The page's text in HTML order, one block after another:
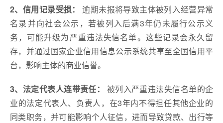
2、信用记录受损：‌
逾期未报将导致主体被列入‌经营异常
名录‌并向社会公示，若被列入后满3年仍未履行公示义
务，可能升级为‌严重违法失信名单‌。这些记录会永久留
存，并通过国家企业信用信息公示系统共享至全国信用平
台，影响主体的商业信誉。
3、法定代表人连带责任：‌ 被列入严重违法失信名单的企
业的法定代表人、负责人，在‌3年内不得担任其他企业的
同类职务‌，并可能影响个人征信，进而导致贷款、出行等